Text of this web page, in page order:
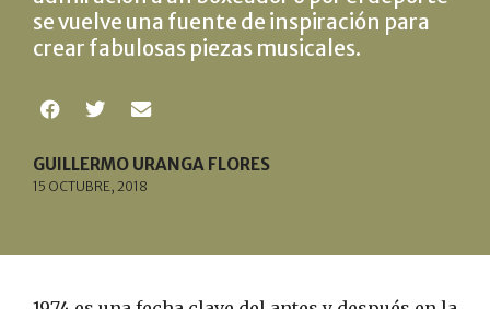
se vuelve una fuente de inspiración para
crear fabulosas piezas musicales.
GUILLERMO URANGA FLORES
15 OCTUBRE, 2018